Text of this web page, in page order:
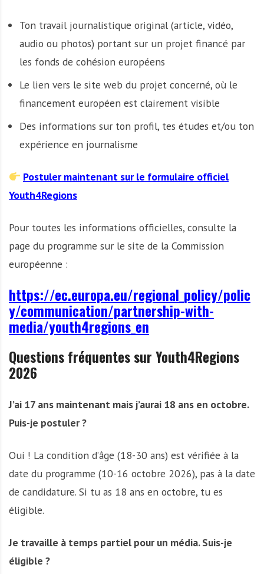
Ton travail journalistique original (article, vidéo,
audio ou photos) portant sur un projet financé par
les fonds de cohésion européens
Le lien vers le site web du projet concerné, où le
financement européen est clairement visible
Des informations sur ton profil, tes études et/ou ton
expérience en journalisme
Postuler maintenant sur le formulaire officiel
Youth4Regions
Pour toutes les informations officielles, consulte la
page du programme sur le site de la Commission
européenne :
https://ec.europa.eu/regional_policy/polic
y/communication/partnership-with-
media/youth4regions_en
Questions fréquentes sur Youth4Regions
2026
J’ai 17 ans maintenant mais j’aurai 18 ans en octobre.
Puis-je postuler ?
Oui ! La condition d’âge (18-30 ans) est vérifiée à la
date du programme (10-16 octobre 2026), pas à la date
de candidature. Si tu as 18 ans en octobre, tu es
éligible.
Je travaille à temps partiel pour un média. Suis-je
éligible ?